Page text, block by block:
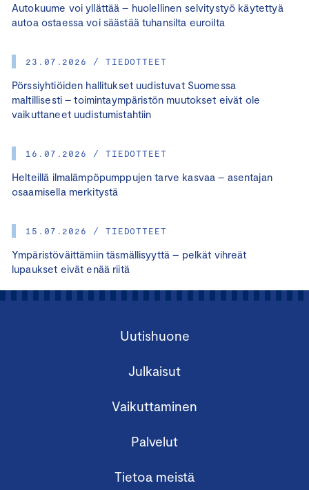
Autokuume voi yllättää – huolellinen selvitystyö käytettyä
autoa ostaessa voi säästää tuhansilta euroilta
23.07.2026 / TIEDOTTEET
Pörssiyhtiöiden hallitukset uudistuvat Suomessa
maltillisesti – toimintaympäristön muutokset eivät ole
vaikuttaneet uudistumistahtiin
16.07.2026 / TIEDOTTEET
Helteillä ilmalämpöpumppujen tarve kasvaa – asentajan
osaamisella merkitystä
15.07.2026 / TIEDOTTEET
Ympäristöväittämiin täsmällisyyttä – pelkät vihreät
lupaukset eivät enää riitä
Uutishuone
Julkaisut
Vaikuttaminen
Palvelut
Tietoa meistä